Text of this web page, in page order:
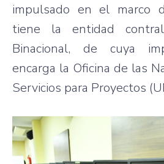
impulsado en el marco
tiene la entidad
Binacional, de cuya
encarga la Oficina de las
Servicios para Proyectos